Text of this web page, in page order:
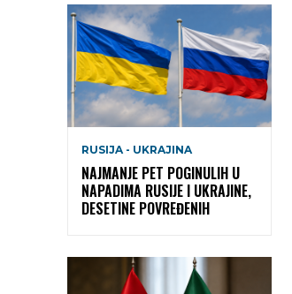
RUSIJA - UKRAJINA
NAJMANJE PET POGINULIH U
NAPADIMA RUSIJE I UKRAJINE,
DESETINE POVREĐENIH